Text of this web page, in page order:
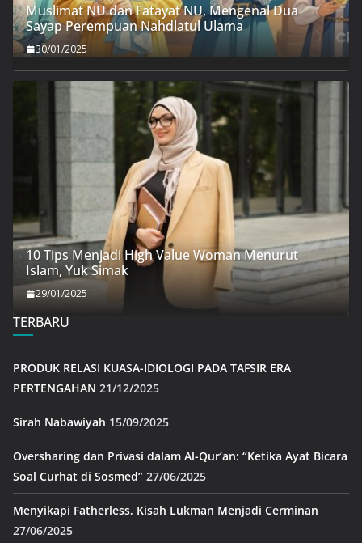
Muslimat NU dan Fatayat NU, Mengenal Dua
Sayap Perempuan Nahdlatul Ulama
30/01/2025
10 Tips Menjadi High Value Woman Menurut
Islam, Yuk Simak
29/01/2025
TERBARU
PRODUK RELASI KUASA-IDIOLOGI PADA TAFSIR ERA
PERTENGAHAN 21/12/2025
Sirah Nabawiyah 15/09/2025
Oversharing dan Privasi dalam Al-Qur’an: “Ketika Ayat Bicara
Soal Curhat di Sosmed” 27/06/2025
Menyikapi Fatherless, Kisah Lukman Menjadi Cerminan
27/06/2025